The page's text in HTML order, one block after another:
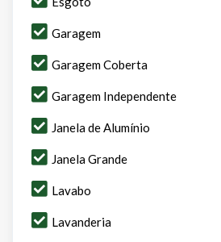
Garagem
Garagem Coberta
Garagem Independente
Janela de Alumínio
Janela Grande
Lavabo
Lavanderia